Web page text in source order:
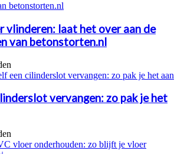
vlinderen: laat het over aan de
van betonstorten.nl
vervangen: zo pak je het